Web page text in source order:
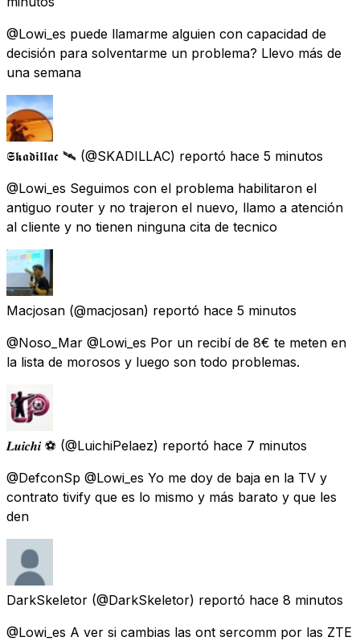
@Lowi_es puede llamarme alguien con capacidad de
decisión para solventarme un problema? Llevo más de
una semana
𝕾𝖐𝖆𝖉𝖎𝖑𝖑𝖆𝖈 🛰 (@SKADILLAC) reportó hace 5 minutos
@Lowi_es Seguimos con el problema habilitaron el
antiguo router y no trajeron el nuevo, llamo a atención
al cliente y no tienen ninguna cita de tecnico
Macjosan (@macjosan) reportó hace 5 minutos
@Noso_Mar @Lowi_es Por un recibí de 8€ te meten en
la lista de morosos y luego son todo problemas.
𝑳𝒖𝒊𝒄𝒉𝒊 ⚽️ (@LuichiPelaez) reportó hace 7 minutos
@DefconSp @Lowi_es Yo me doy de baja en la TV y
contrato tivify que es lo mismo y más barato y que les
den
DarkSkeletor (@DarkSkeletor) reportó hace 8 minutos
@Lowi_es A ver si cambias las ont sercomm por las ZTE